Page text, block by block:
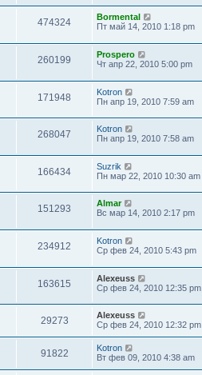
474324
Bormental
Пт май 14, 2010 1:18 pm
260199
Prospero
Чт апр 22, 2010 5:00 pm
171948
Kotron
Пн апр 19, 2010 7:59 am
268047
Kotron
Пн апр 19, 2010 7:58 am
166434
Suzrik
Пн мар 22, 2010 10:30 am
151293
Almar
Вс мар 14, 2010 2:17 pm
234912
Kotron
Ср фев 24, 2010 5:43 pm
163615
Alexeuss
Ср фев 24, 2010 12:35 pm
29273
Alexeuss
Ср фев 24, 2010 12:32 pm
91822
Kotron
Вт фев 09, 2010 4:38 am